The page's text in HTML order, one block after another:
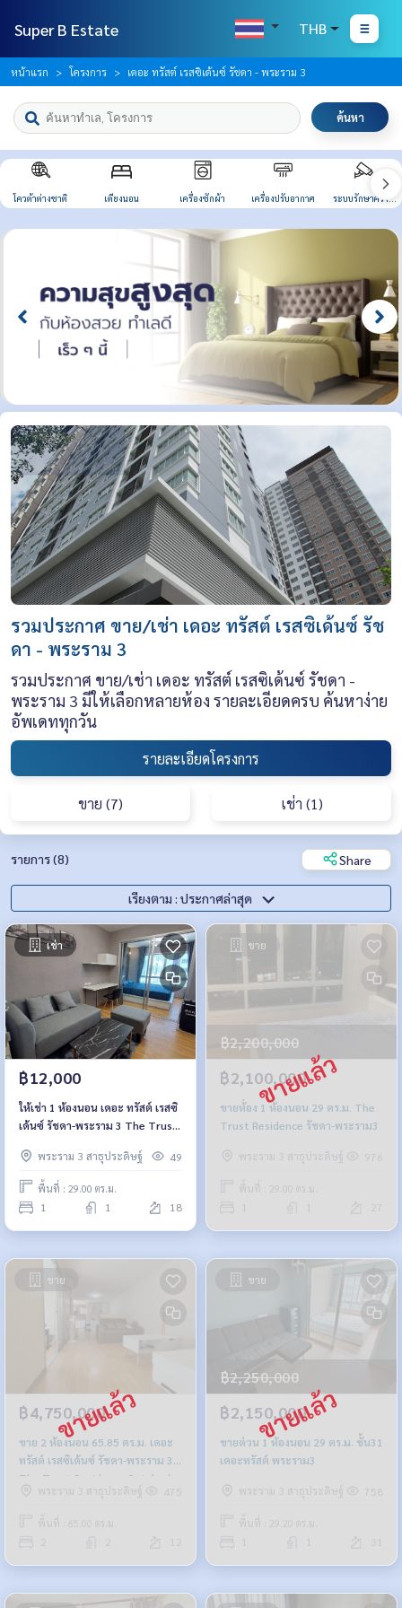
Super B Estate THB
หน้าแรก โครงการ เดอะ ทรัสต์ เรสซิเด้นซ์ รัชดา - พระราม 3
ค้นหา
โควต้าต่างชาติ เตียงนอน เครื่องซักผ้า เครื่องปรับอากาศ ระบบรักษาความ
รวมประกาศ ขาย/เช่า เดอะ ทรัสต์ เรสซิเด้นซ์ รัช
ดา - พระราม 3
รวมประกาศ ขาย/เช่า เดอะ ทรัสต์ เรสซิเด้นซ์ รัชดา -
พระราม 3 มีให้เลือกหลายห้อง รายละเอียดครบ ค้นหาง่าย
อัพเดททุกวัน
รายละเอียดโครงการ
ขาย (7) เช่า (1)
รายการ (8) Share
เรียงตาม : ประกาศล่าสุด
เช่า
฿12,000
ให้เช่า 1 ห้องนอน เดอะ ทรัสต์ เรสซิ
เด้นซ์ รัชดา-พระราม 3 The Trust
พระราม 3 สาธุประดิษฐ์
49
พื้นที่ : 29.00 ตร.ม.
1 1 18
ขาย
฿2,200,000
฿2,100,000
ขายห้่อง 1 ห้องนอน 29 ตร.ม. The
Trust Residence รัชดา-พระราม3
พระราม 3 สาธุประดิษฐ์ 976
พื้นที่ : 29.00 ตร.ม.
27
ขาย
฿4,750,000
ขาย 2 ห้องนอน 65.85 ตร.ม. เดอะ
ทรัสต์ เรสซิเด้นซ์ รัชดา-พระราม 3
The Trust Residence Ratchada-
Rama 3พระราม 3 สาธุประดิษฐ์ 475
พื้นที่ : 65.00 ตร.ม.
ขาย
฿2,250,000
฿2,150,000
ขายด่วน 1 ห้องนอน 29 ตร.ม. ชั้น31
เดอะทรัสต์ พระราม3
พระราม 3 สาธุประดิษฐ์ 758
พื้นที่ : 29.20 ตร.ม.